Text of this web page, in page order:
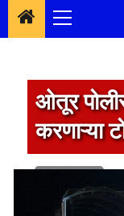
Primary
Menu
ओतूर
करणाऱ्या